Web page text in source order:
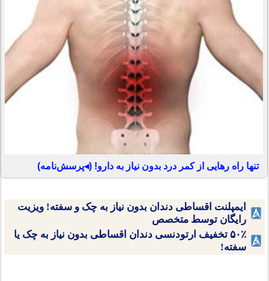
تنها راه رهایی از کمر درد بدون نیاز به دارو! (◂پرسش‌نامه)
ایمپلنت اقساطی دندان بدون نیاز به چک و سفته! ویزیت
رایگان توسط متخصص
۵۰٪ تخفیف ارتودنسی دندان اقساطی بدون نیاز به چک یا
سفته!